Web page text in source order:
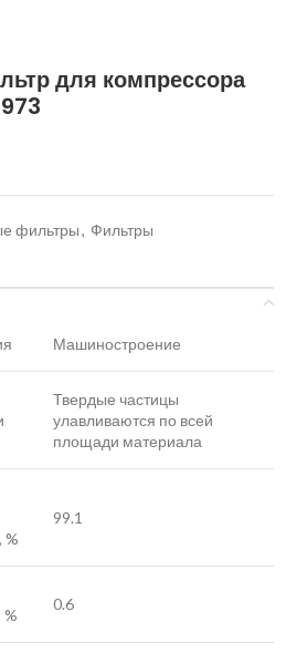
для компрессора
фильтры, Фильтры
Машиностроение
Твердые частицы
улавливаются по всей
площади материала
%
99.1
%
0.6